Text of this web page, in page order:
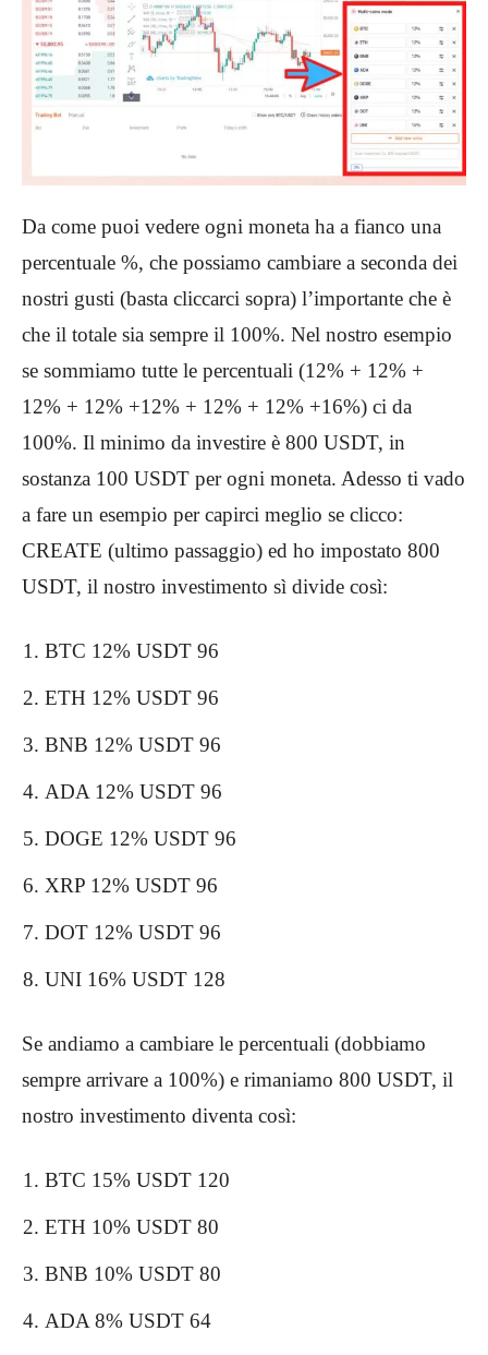
Da come puoi vedere ogni moneta ha a fianco una
percentuale %, che possiamo cambiare a seconda dei
nostri gusti (basta cliccarci sopra) l’importante che è
che il totale sia sempre il 100%. Nel nostro esempio
se sommiamo tutte le percentuali (12% + 12% +
12% + 12% +12% + 12% + 12% +16%) ci da
100%. Il minimo da investire è 800 USDT, in
sostanza 100 USDT per ogni moneta. Adesso ti vado
a fare un esempio per capirci meglio se clicco:
CREATE (ultimo passaggio) ed ho impostato 800
USDT, il nostro investimento sì divide così:
BTC 12% USDT 96
ETH 12% USDT 96
BNB 12% USDT 96
ADA 12% USDT 96
DOGE 12% USDT 96
XRP 12% USDT 96
DOT 12% USDT 96
UNI 16% USDT 128
Se andiamo a cambiare le percentuali (dobbiamo
sempre arrivare a 100%) e rimaniamo 800 USDT, il
nostro investimento diventa così:
BTC 15% USDT 120
ETH 10% USDT 80
BNB 10% USDT 80
ADA 8% USDT 64